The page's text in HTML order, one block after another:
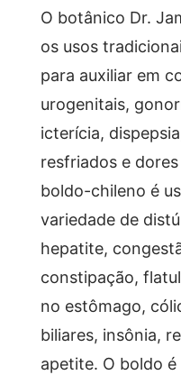
O botânico Dr.
os usos
para auxiliar em
urogenitais,
icterícia,
resfriados e
boldo-chileno é
variedade de
hepatite,
constipação,
no estômago,
biliares, insônia,
apetite. O boldo